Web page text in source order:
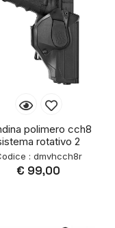
polimero cch8
rotativo 2
: dmvhcch8r
€ 99,00